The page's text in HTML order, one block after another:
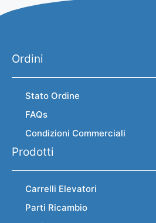
Ordini
Stato Ordine
FAQs
Condizioni Commerciali
Prodotti
Carrelli Elevatori
Parti Ricambio